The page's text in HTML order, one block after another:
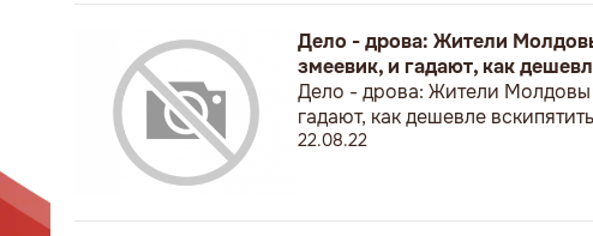
Дело - дрова: Жители
змеевик, и гадают, как
Дело - дрова: Жители Молдовы
гадают, как дешевле
22.08.22